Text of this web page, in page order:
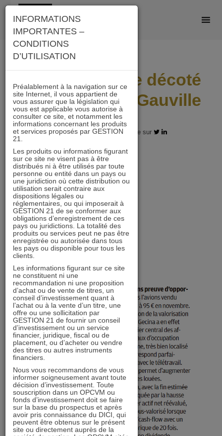
Skip
content
Gecina, un titre décoté
selon Laurent Gauville
17.02.2024 - Partagez l'article sur
INFORMATIONS
IMPORTANTES –
CONDITIONS
D’UTILISATION
Préalablement à la navigation sur ce
site Internet, il vous appartient de
vous assurer que la législation qui
vous est applicable vous autorise à
consulter ce site, et notamment les
informations concernant les produits
et services proposés par GESTION
21.
Les produits ou informations figurant
sur ce site ne visent pas à être
distribués ni à être utilisés par toute
personne ou entité dans un pays ou
une juridiction où cette distribution ou
utilisation serait contraire aux
dispositions légales ou
réglementaires, ou qui imposerait à
GESTION 21 de se conformer aux
obligations d’enregistrement de ces
pays ou juridictions. La totalité des
produits ou services peut ne pas être
enregistrée ou autorisée dans tous
les pays ou disponible pour tous les
clients.
Les informations figurant sur ce site
ne constituent ni une
recommandation ni une proposition
d’achat ou de vente de titres, un
conseil d’investissement quant à
l’achat ou à la vente d’un titre, une
offre ou une sollicitation par
GESTION 21 de fournir un conseil
d’investissement ou un service
financier, juridique, fiscal ou de
placement, ou d’acheter ou vendre
des titres ou autres instruments
financiers.
Nous vous recommandons de vous
informer soigneusement avant toute
décision d’investissement. Toute
souscription dans un OPCVM ou
fonds d’investissement doit se faire
sur la base du prospectus et après
avoir pris connaissance du DICI, qui
peuvent être obtenus sur le présent
site ou directement auprès de la